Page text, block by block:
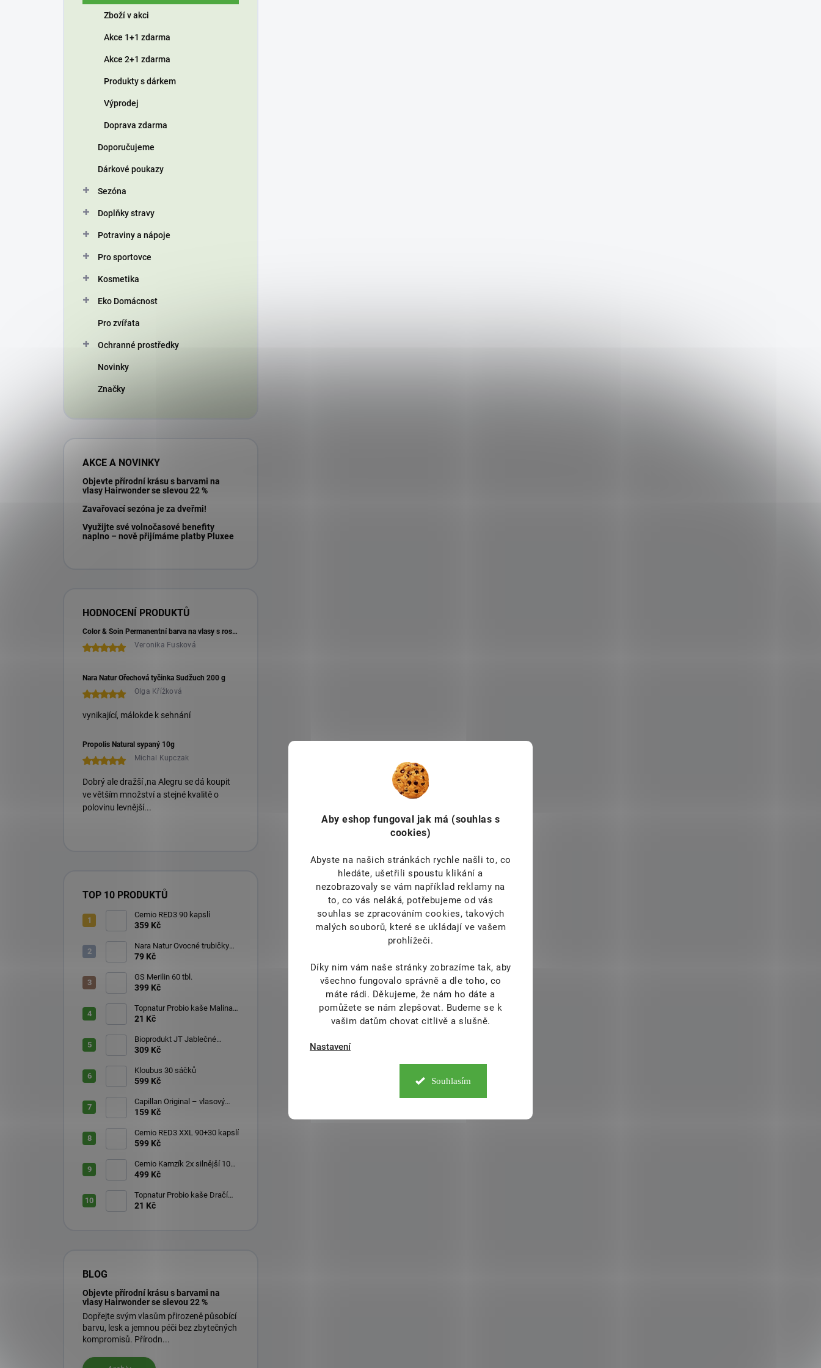
Aby eshop fungoval jak má (souhlas s
cookies)
Abyste na našich stránkách rychle našli to, co
hledáte, ušetřili spoustu klikání a
nezobrazovaly se vám například reklamy na
to, co vás neláká, potřebujeme od vás
souhlas se zpracováním cookies, takových
malých souborů, které se ukládají ve vašem
prohlížeči.
Díky nim vám naše stránky zobrazíme tak, aby
všechno fungovalo správně a dle toho, co
máte rádi. Děkujeme, že nám ho dáte a
pomůžete se nám zlepšovat. Budeme se k
vašim datům chovat citlivě a slušně.
Nastavení
Souhlasím
Zboží v akci
Akce 1+1 zdarma
Akce 2+1 zdarma
Produkty s dárkem
Výprodej
Doprava zdarma
Doporučujeme
Dárkové poukazy
Sezóna
Doplňky stravy
Potraviny a nápoje
Pro sportovce
Kosmetika
Eko Domácnost
Pro zvířata
Ochranné prostředky
Novinky
Značky
AKCE A NOVINKY
Objevte přírodní krásu s barvami na
vlasy Hairwonder se slevou 22 %
Zavařovací sezóna je za dveřmi!
Využijte své volnočasové benefity
naplno – nově přijímáme platby Pluxee
HODNOCENÍ PRODUKTŮ
Color & Soin Permanentní barva na vlasy s rostlinnými extrakty 135 ml
Veronika Fusková
Nara Natur Ořechová tyčinka Sudžuch 200 g
Olga Křížková
vynikající, málokde k sehnání
Propolis Natural sypaný 10g
Michal Kupczak
Dobrý ale dražší ,na Alegru se dá koupit
ve větším množství a stejné kvalitě o
polovinu levnější...
TOP 10 PRODUKTŮ
Cemio RED3 90 kapslí
359 Kč
Nara Natur Ovocné trubičky
Lavaš 140 g
79 Kč
GS Merilin 60 tbl.
399 Kč
Topnatur Probio kaše Malina
60 g
21 Kč
Bioprodukt JT Jablečné
trubičky 43 ks (540 g)
309 Kč
Kloubus 30 sáčků
599 Kč
Capillan Original – vlasový
aktivátor 200 ml
159 Kč
Cemio RED3 XXL 90+30 kapslí
599 Kč
Cemio Kamzík 2x silnější 100
kapslí + 50 kapslí
499 Kč
Topnatur Probio kaše Dračí
ovoce Pitahaya 60 g
21 Kč
BLOG
Objevte přírodní krásu s barvami na
vlasy Hairwonder se slevou 22 %
Dopřejte svým vlasům přirozeně působící
barvu, lesk a jemnou péči bez zbytečných
kompromisů. Přírodn...